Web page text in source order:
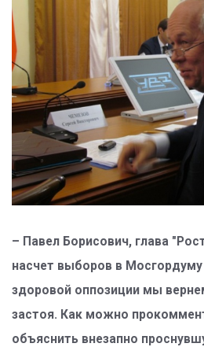
– Павел Борисович, глава
насчет выборов в Мосгордуму
здоровой оппозиции мы
застоя. Как можно
объяснить внезапно